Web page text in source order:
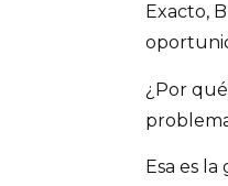
Exacto,
¿Por
Esa es